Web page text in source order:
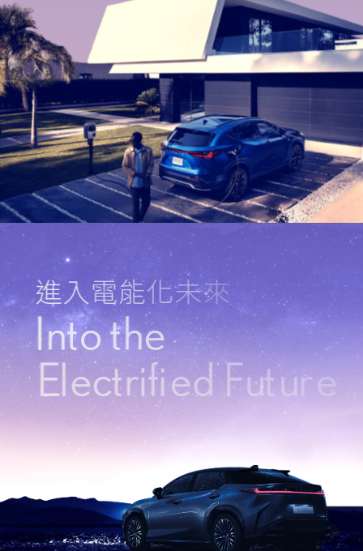
進入電能化未來
Intothe
ElectrifiedFuture